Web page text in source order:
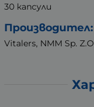
30 капсули
Производител:
Vitalers, NMM Sp.